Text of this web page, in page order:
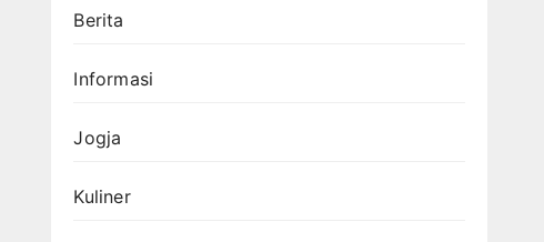
Berita
Informasi
Jogja
Kuliner